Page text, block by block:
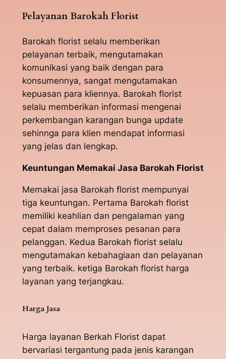
Pelayanan Barokah Florist
Barokah florist selalu memberikan
pelayanan terbaik, mengutamakan
komunikasi yang baik dengan para
konsumennya, sangat mengutamakan
kepuasan para kliennya. Barokah florist
selalu memberikan informasi mengenai
perkembangan karangan bunga update
sehinnga para klien mendapat informasi
yang jelas dan lengkap.
Keuntungan Memakai Jasa Barokah Florist
Memakai jasa Barokah florist mempunyai
tiga keuntungan. Pertama Barokah florist
memiliki keahlian dan pengalaman yang
cepat dalam memproses pesanan para
pelanggan. Kedua Barokah florist selalu
mengutamakan kebahagiaan dan pelayanan
yang terbaik. ketiga Barokah florist harga
layanan yang terjangkau.
Harga Jasa
Harga layanan Berkah Florist dapat
bervariasi tergantung pada jenis karangan